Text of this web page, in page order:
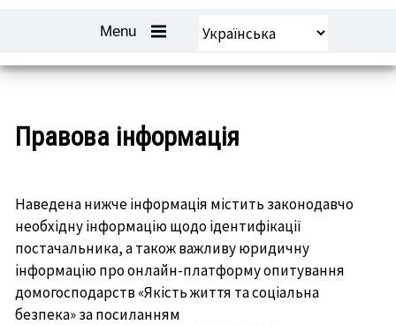
Navigation
schliessen
Menu
Вибрати
мову
Правова інформація
Наведена нижче інформація містить законодавчо
необхідну інформацію щодо ідентифікації
постачальника, а також важливу юридичну
інформацію про онлайн-платформу опитування
домогосподарств «Якість життя та соціальна
безпека» за посиланням